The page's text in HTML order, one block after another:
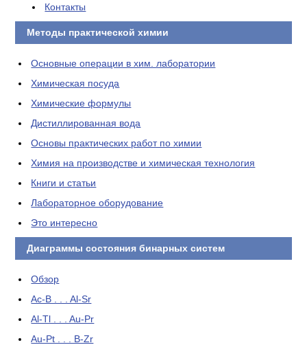
Контакты
Методы практической химии
Основные операции в хим. лаборатории
Химическая посуда
Химические формулы
Дистиллированная вода
Основы практических работ по химии
Химия на производстве и химическая технология
Книги и статьи
Лабораторное оборудование
Это интересно
Диаграммы состояния бинарных систем
Обзор
Ac-B . . . Al-Sr
Al-Tl . . . Au-Pr
Au-Pt . . . B-Zr